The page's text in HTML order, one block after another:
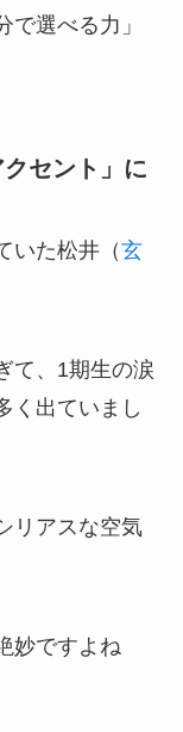
選べる力」
セント」に
いた松井（玄
て、1期生の涙
く出ていまし
リアスな空気
妙ですよね